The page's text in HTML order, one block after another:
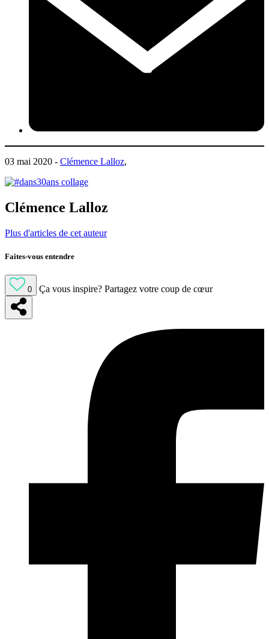
03 mai 2020 - Clémence Lalloz,
Clémence Lalloz
Plus d'articles de cet auteur
Faites-vous entendre
0 Ça vous inspire? Partagez votre coup de cœur